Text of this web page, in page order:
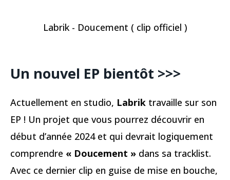
Labrik - Doucement ( clip officiel )
Un nouvel EP bientôt >>>
Actuellement en studio, Labrik travaille sur son
EP ! Un projet que vous pourrez découvrir en
début d’année 2024 et qui devrait logiquement
comprendre « Doucement » dans sa tracklist.
Avec ce dernier clip en guise de mise en bouche,